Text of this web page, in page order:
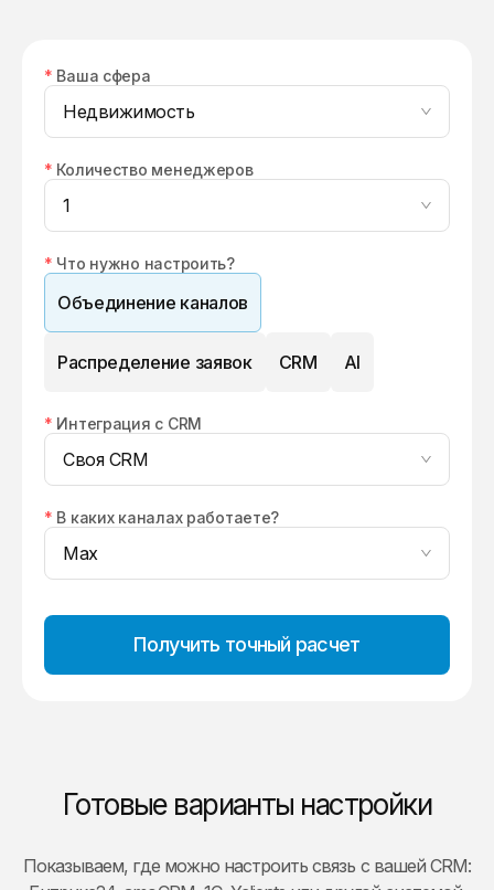
* Ваша сфера
Недвижимость
* Количество менеджеров
1
* Что нужно настроить?
Объединение каналов
Распределение заявок CRM AI
* Интеграция с CRM
Своя CRM
* В каких каналах работаете?
Max
Получить точный расчет
Готовые варианты настройки
Показываем, где можно настроить связь с вашей CRM: